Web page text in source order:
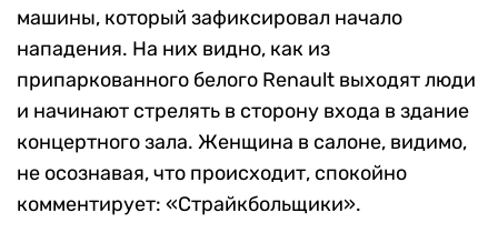
машины, который зафиксировал начало
нападения. На них видно, как из
припаркованного белого Renault выходят люди
и начинают стрелять в сторону входа в здание
концертного зала. Женщина в салоне, видимо,
не осознавая, что происходит, спокойно
комментирует: «Страйкбольщики».